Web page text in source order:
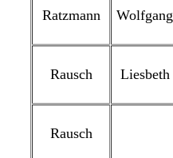
Ratzmann Wolfgang
Rausch Liesbeth
Rausch